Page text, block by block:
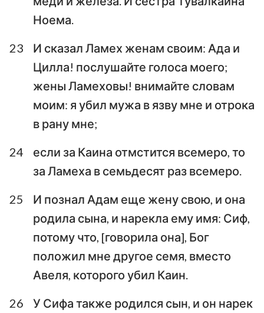
Ноема.
23
И сказал Ламех женам своим: Ада и
Цилла! послушайте голоса моего;
жены Ламеховы! внимайте словам
моим: я убил мужа в язву мне и отрока
в рану мне;
24
если за Каина отмстится всемеро, то
за Ламеха в семьдесят раз всемеро.
25
И познал Адам еще жену свою, и она
родила сына, и нарекла ему имя: Сиф,
потому что, [говорила она], Бог
положил мне другое семя, вместо
Авеля, которого убил Каин.
26
У Сифа также родился сын, и он нарек